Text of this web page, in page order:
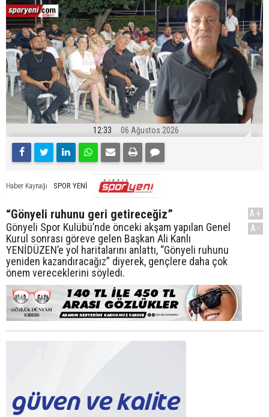
12:33 06 Ağustos 2026
Haber Kaynağı SPOR YENİ
“Gönyeli ruhunu geri getireceğiz”
Gönyeli Spor Kulübü’nde önceki akşam yapılan Genel
Kurul sonrası göreve gelen Başkan Ali Kanlı
YENİDÜZEN’e yol haritalarını anlattı, “Gönyeli ruhunu
yeniden kazandıracağız” diyerek, gençlere daha çok
önem vereceklerini söyledi.
A+
A-